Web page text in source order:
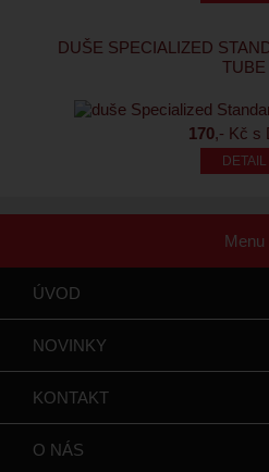
DUŠE SPECIALIZED
TUBE
170,- Kč s
Menu
ÚVOD
NOVINKY
KONTAKT
O NÁS